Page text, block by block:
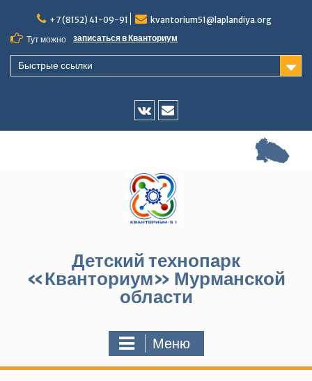
содержимому
+7 (8152) 41-09-91
kvantorium51@laplandiya.org
Тут можно
записаться в Кванториум
Быстрые ссылки
Vk
E-
Детский технопарк
«Кванториум» Мурманской
области
Меню